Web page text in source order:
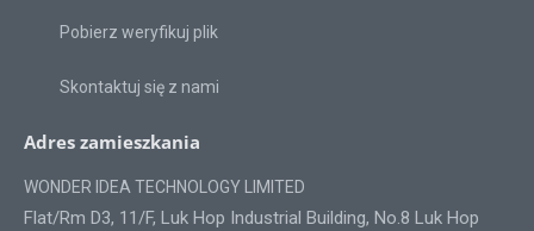
Pobierz weryfikuj plik
Skontaktuj się z nami
Adres zamieszkania
WONDER IDEA TECHNOLOGY LIMITED
Flat/Rm D3, 11/F, Luk Hop Industrial Building, No.8 Luk Hop